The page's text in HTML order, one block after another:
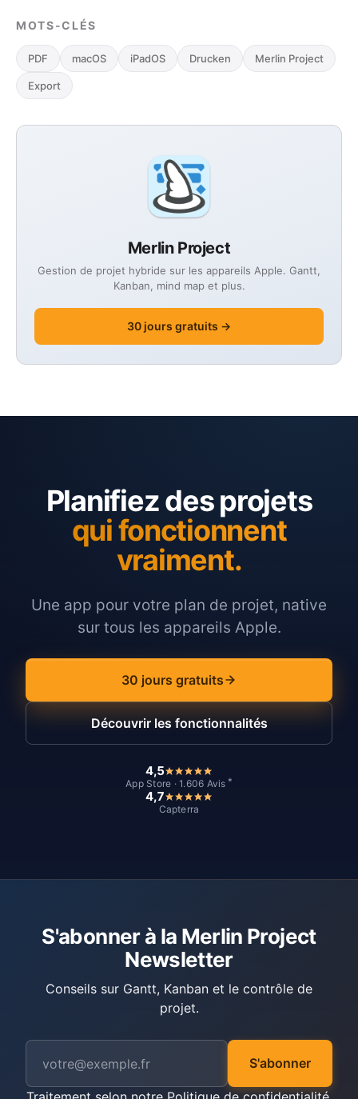
Merlin Project
Gestion de projet hybride sur les appareils Apple. Gantt,
Kanban, mind map et plus.
30 jours gratuits →
MOTS-CLÉS
PDF macOS iPadOS Drucken Merlin Project
Export
Planifiez des projets
qui fonctionnent
vraiment.
Une app pour votre plan de projet, native
sur tous les appareils Apple.
30 jours gratuits
Découvrir les fonctionnalités
4,5
App Store · 1.606 Avis *
4,7
Capterra
S'abonner à la Merlin Project
Newsletter
Conseils sur Gantt, Kanban et le contrôle de
projet.
S'abonner